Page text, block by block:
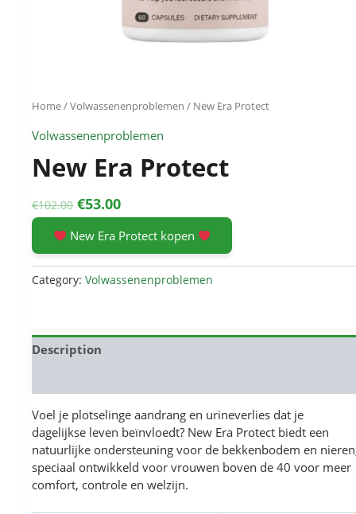
Home/Volwassenenproblemen / New Era Protect
Volwassenenproblemen
New Era Protect
€102.00 Original
price
was:
€102.00.
€53.00Current
price
is:
€53.00.
New Era Protect kopen
Category: Volwassenenproblemen
Description
Voel je plotselinge aandrang en urineverlies dat je
dagelijkse leven beïnvloedt? New Era Protect biedt een
natuurlijke ondersteuning voor de bekkenbodem en
speciaal ontwikkeld voor vrouwen boven de 40 voor meer
comfort, controle en welzijn.